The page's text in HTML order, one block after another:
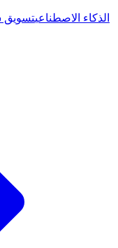
الذكاء الاصطناعيتسويق